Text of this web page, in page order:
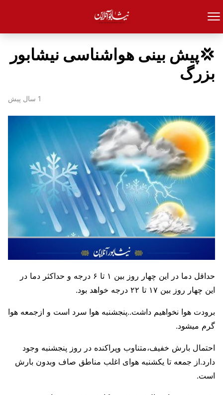
💢پیش بینی هواشناسی نیشابور
بزرگ
1 سال پیش
حداقل دما در این چهار روز بین ۱ تا ۶ درجه و حداکثر دما در
این چهار روز بین ۱۷ تا ۲۲ درجه خواهد بود.
برودت هوا نخواهیم داشت..پنجشنبه هوا سرد است و ازجمعه هوا
گرم میشود.
احتمال بارش خفیف،متناوب وپراکنده در روز پنجشنبه وجود
دارد.از جمعه تا یکشنبه هوای اغلب مناطق صاف وبدون بارش
است.